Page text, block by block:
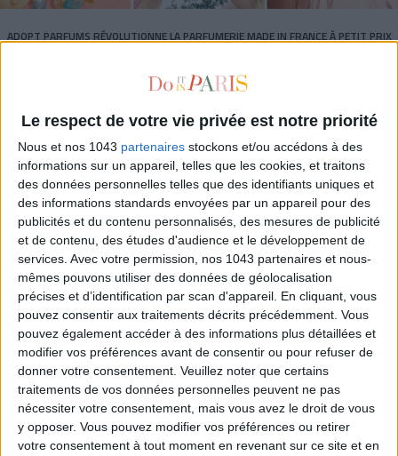
Le respect de votre vie privée est notre priorité
Nous et nos 1043 partenaires stockons et/ou accédons à des
informations sur un appareil, telles que les cookies, et traitons
des données personnelles telles que des identifiants uniques et
des informations standards envoyées par un appareil pour des
publicités et du contenu personnalisés, des mesures de publicité
et de contenu, des études d'audience et le développement de
services. Avec votre permission, nos 1043 partenaires et nous-
mêmes pouvons utiliser des données de géolocalisation
précises et d’identification par scan d'appareil. En cliquant, vous
pouvez consentir aux traitements décrits précédemment. Vous
pouvez également accéder à des informations plus détaillées et
modifier vos préférences avant de consentir ou pour refuser de
donner votre consentement. Veuillez noter que certains
traitements de vos données personnelles peuvent ne pas
nécessiter votre consentement, mais vous avez le droit de vous
y opposer. Vous pouvez modifier vos préférences ou retirer
votre consentement à tout moment en revenant sur ce site et en
ADOPT PARFUMS RÉVOLUTIONNE LA PARFUMERIE MADE IN FRANCE À PETIT PRIX
TOUT CE QUE VOUS DEVEZ FAIRE À PARIS EN AOÛT